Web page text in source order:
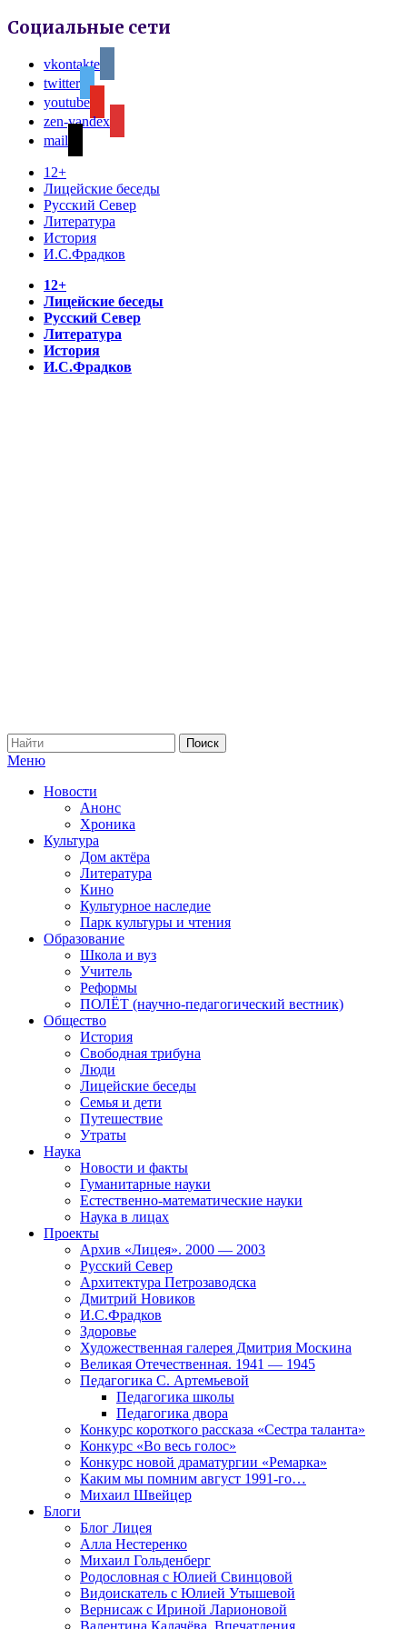
Социальные сети
vkontakte
twitter
youtube
zen-yandex
mail
12+
Лицейские беседы
Русский Север
Литература
История
И.С.Фрадков
12+
Лицейские беседы
Русский Север
Литература
История
И.С.Фрадков
Меню
Новости
Анонс
Хроника
Культура
Дом актёра
Литература
Кино
Культурное наследие
Парк культуры и чтения
Образование
Школа и вуз
Учитель
Реформы
ПОЛЁТ (научно-педагогический вестник)
Общество
История
Свободная трибуна
Люди
Лицейские беседы
Семья и дети
Путешествие
Утраты
Наука
Новости и факты
Гуманитарные науки
Естественно-математические науки
Наука в лицах
Проекты
Архив «Лицея». 2000 — 2003
Русский Север
Архитектура Петрозаводска
Дмитрий Новиков
И.С.Фрадков
Здоровье
Художественная галерея Дмитрия Москина
Великая Отечественная. 1941 — 1945
Педагогика С. Артемьевой
Педагогика школы
Педагогика двора
Конкурс короткого рассказа «Сестра таланта»
Конкурс «Во весь голос»
Конкурс новой драматургии «Ремарка»
Каким мы помним август 1991-го…
Михаил Швейцер
Блоги
Блог Лицея
Алла Нестеренко
Михаил Гольденберг
Родословная с Юлией Свинцовой
Видоискатель с Юлией Утышевой
Вернисаж с Ириной Ларионовой